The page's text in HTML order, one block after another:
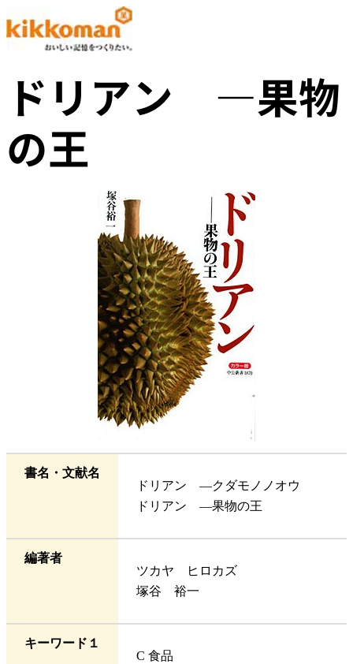
ドリアン ―果物
の王
書名・文献名
ドリアン ―クダモノノオウ
ドリアン ―果物の王
編著者
ツカヤ ヒロカズ
塚谷 裕一
キーワード１
C 食品